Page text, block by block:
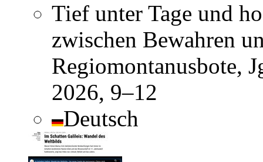
Tief unter Tage und
zwischen Bewahren
Regiomontanusbote,
2026, 9–12
Deutsch